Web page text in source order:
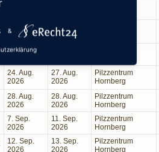
18. Aug.
2026
21. Aug.
2026
22. Aug.
24. Aug.
2026
27. Aug.
2026
Pilzzentrum
Hornberg
28. Aug.
2026
28. Aug.
2026
Pilzzentrum
Hornberg
7. Sep.
2026
11. Sep.
2026
Pilzzentrum
Hornberg
12. Sep.
2026
13. Sep.
2026
Pilzzentrum
Hornberg
&